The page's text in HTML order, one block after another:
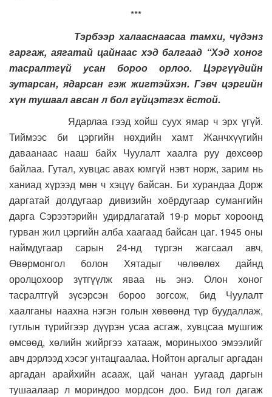
***
Тэрбээр халааснаасаа тамхи, чүдэнз
гаргаж, аягатай цайнаас хэд балгаад “Хэд хоног
тасралтгүй усан бороо орлоо. Цэргүүдийн
зутарсан, ядарсан гэж жигтэйхэн. Гэвч цэргийн
хүн тушаал авсан л бол гүйцэтгэх ёстой.
Ядарлаа гээд хойш суух ямар ч эрх үгүй.
Тиймээс би цэргийн нөхдийн хамт Жанчхүүгийн
даваанаас нааш байх Чуулалт хаалга руу дөхсөөр
байлаа. Гутал, хувцас авах юмгүй нэвт норж, зарим нь
ханиад хүрээд мөн ч хэцүү байсан. Би хурандаа Дорж
даргатай долдугаар дивизийн хоёрдугаар сумангийн
дарга Сэрээтэрийн удирдлагатай 19-р морьт хороонд
гурван жил цэргийн алба хаагаад байсан цаг. 1945 оны
наймдугаар сарын 24-нд түргэн жагсаал авч,
Өвөрмонгол болон Хятадыг чөлөөлөх дайнд
оролцохоор зүтгүүлж яваа нь энэ. Олон хоног
тасралтгүй зүсэрсэн бороо зогсож, бид Чуулалт
хаалганы наахна нэгэн голын хөвөөнд түр буудаллаж,
гутлын түрийгээр дүүрэн усаа асгаж, хувцсаа мушгиж
өмсөөд, хөлийн жийргээ хатааж, мориныхоо эмээлийг
авч дэрлээд хэсэг унтацгаалаа. Нойтон аргалыг аргадан
аргадан арайхийн асааж, цай чанан уугаад даргын
тушаалаар л мориндоо мордсон доо. Бид гол дагаж